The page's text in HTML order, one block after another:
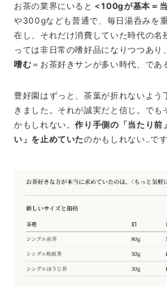
お茶の業界にいると ＜100gが基本＝
や300gなども普通で、毎日湯呑みを
在し、それだけ消費していた時代の名
っては非日常の嗜好品になりつつあり、
嗜む ＝お茶好きサンが多い時代、であ
豊好園はずっと、茶葉が折れないよ
きました。それが誠実だと信じ。で
かもしれない。作り手側の「当たり前
い」を止めていたのかもしれない..で